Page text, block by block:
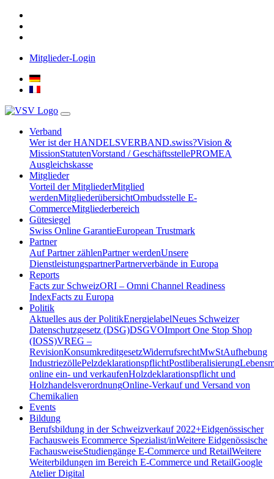
Mitglieder-Login
Verband
Wer ist der HANDELSVERBAND.swiss?Vision &
MissionStatutenVorstand / GeschäftsstellePROMEA
Ausgleichskasse
Mitglieder
Vorteil der MitgliederMitglied
werdenMitgliederübersichtOmbudsstelle E-
CommerceMitgliederbereich
Gütesiegel
Swiss Online GarantieEuropean Trustmark
Partner
Auf Partner zählenPartner werdenUnsere
DienstleistungspartnerPartnerverbände in Europa
Reports
Facts zur SchweizORI – Omni Channel Readiness
IndexFacts zu Europa
Politik
Aktuelles aus der PolitikEnergielabelNeues Schweizer
Datenschutzgesetz (DSG)DSGVOImport One Stop Shop
(IOSS)VREG –
RevisionKonsumkreditgesetzWiderrufsrechtMwStAufhebung
IndustriezöllePelzdeklarationspflichtPostliberalisierung
online ein- und verkaufenHolzdeklarationspflicht und
HolzhandelsverordnungOnline-Verkauf und Versand von
Chemikalien
Events
Bildung
Berufsbildung in der Schweizverkauf 2022+Eidgenössischer
Fachausweis Ecommerce Spezialist/inWeitere Eidgenössische
FachausweiseStudiengänge E-Commerce und RetailWeitere
Weiterbildungen im Bereich E-Commerce und RetailGoogle
Atelier Digital